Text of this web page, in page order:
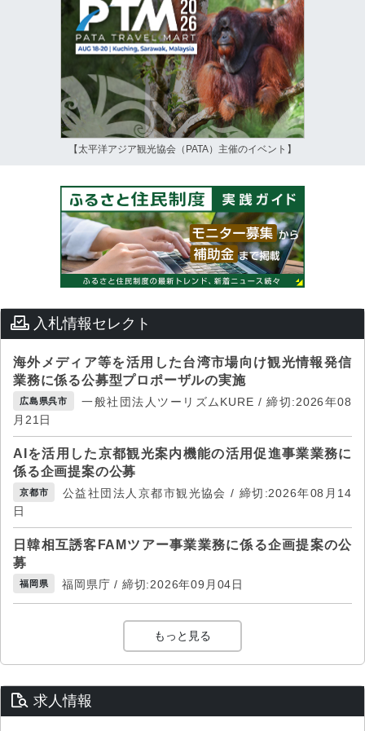
【太平洋アジア観光協会（PATA）主催のイベント】
入札情報セレクト
海外メディア等を活用した台湾市場向け観光情報発信
業務に係る公募型プロポーザルの実施
広島県呉市
一般社団法人ツーリズムKURE / 締切:2026年08
月21日
AIを活用した京都観光案内機能の活用促進事業業務に
係る企画提案の公募
京都市
公益社団法人京都市観光協会 / 締切:2026年08月14
日
日韓相互誘客FAMツアー事業業務に係る企画提案の公
募
福岡県 福岡県庁 / 締切:2026年09月04日
もっと見る
求人情報